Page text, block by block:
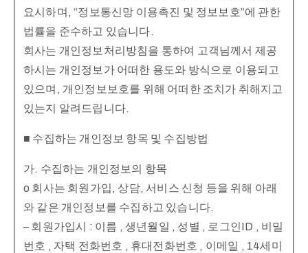
요시하며, “정보통신망 이용촉진 및 정보보호”에 관한
법률을 준수하고 있습니다.
회사는 개인정보처리방침을 통하여 고객님께서 제공
하시는 개인정보가 어떠한 용도와 방식으로 이용되고
있으며, 개인정보보호를 위해 어떠한 조치가 취해지고
있는지 알려드립니다.
■ 수집하는 개인정보 항목 및 수집방법
가. 수집하는 개인정보의 항목
o 회사는 회원가입, 상담, 서비스 신청 등을 위해 아래
와 같은 개인정보를 수집하고 있습니다.
– 회원가입시 : 이름 , 생년월일 , 성별 , 로그인ID , 비밀
번호 , 자택 전화번호 , 휴대전화번호 , 이메일 , 14세미